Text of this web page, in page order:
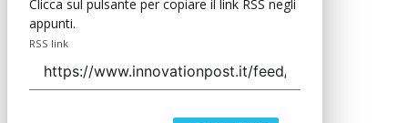
Clicca sul pulsante per copiare il link RSS negli
appunti.
RSS link